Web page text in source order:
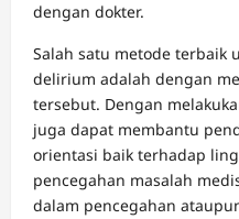
dengan dokter.
Salah satu metode terbaik
delirium adalah dengan
tersebut. Dengan
juga dapat membantu
orientasi baik terhadap
pencegahan masalah
dalam pencegahan